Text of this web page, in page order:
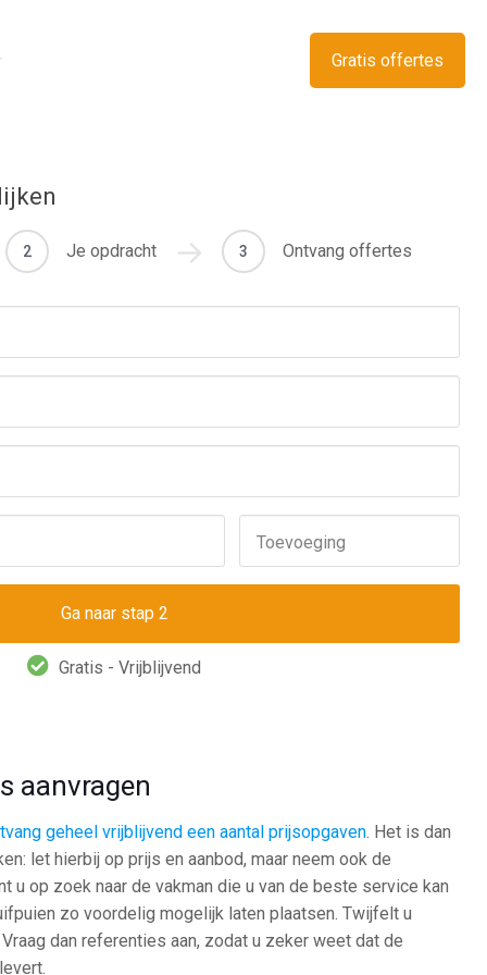
Gratis offertes
2 Je opdracht 3 Ontvang offertes
Toevoeging
Gratis - Vrijblijvend
aanvragen
geheel vrijblijvend een aantal prijsopgaven. Het is dan
let hierbij op prijs en aanbod, maar neem ook de
u op zoek naar de vakman die u van de beste service kan
zo voordelig mogelijk laten plaatsen. Twijfelt u
dan referenties aan, zodat u zeker weet dat de